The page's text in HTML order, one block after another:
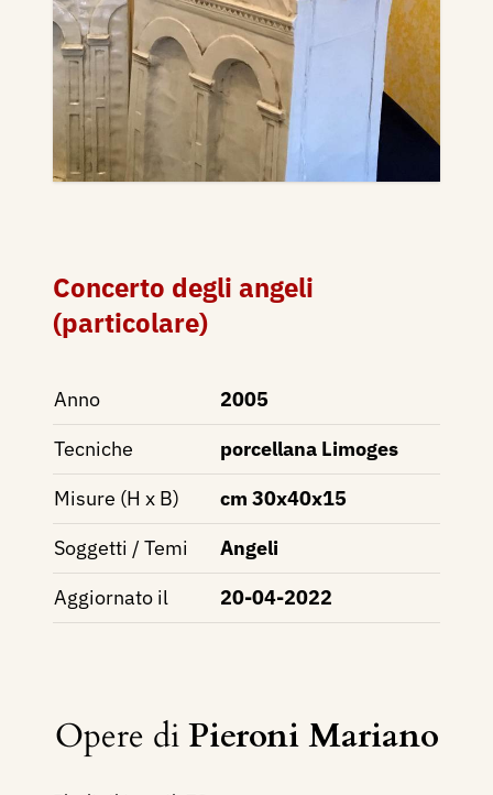
Concerto degli angeli
(particolare)
Anno
2005
Tecniche
porcellana Limoges
Misure (H x B)
cm 30x40x15
Soggetti / Temi
Angeli
Aggiornato il
20-04-2022
Opere diPieroni Mariano